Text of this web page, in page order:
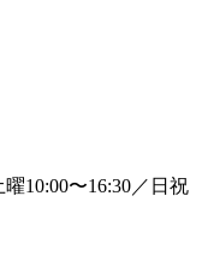
10:00〜16:30／日祝